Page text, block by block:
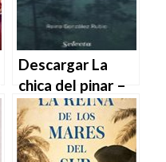
Descargar La
chica del pinar –
Reina González
Rubio en EPUB |
PDF | MOBI